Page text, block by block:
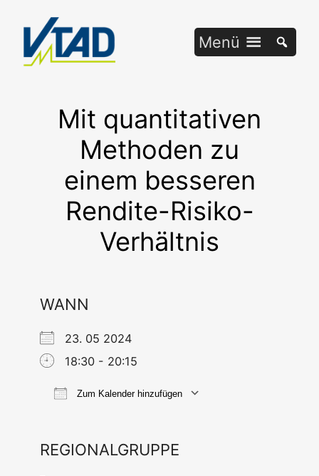
springen
Menü
Mit quantitativen
Methoden zu
einem besseren
Rendite-Risiko-
Verhältnis
WANN
23. 05 2024
18:30 - 20:15
Zum Kalender hinzufügen
REGIONALGRUPPE